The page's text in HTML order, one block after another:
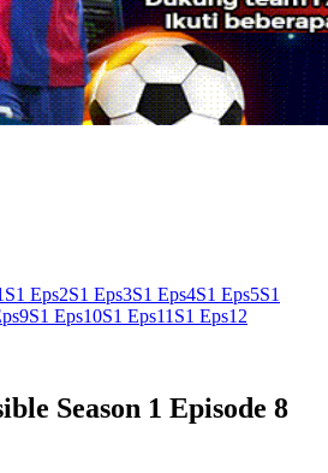
S1 Eps2S1 Eps3S1 Eps4S1 Eps5S1
S1 Eps10S1 Eps11 S1 Eps12
Season 1 Episode 8